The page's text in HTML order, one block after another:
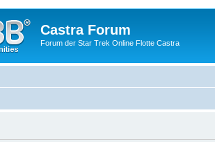
Castra Forum
Forum der Star Trek Online Flotte Castra